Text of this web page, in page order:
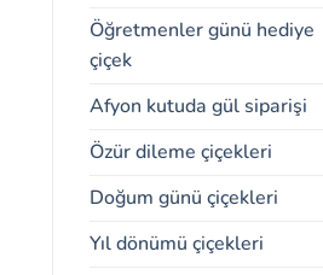
Öğretmenler günü hediye
çiçek
Afyon kutuda gül siparişi
Özür dileme çiçekleri
Doğum günü çiçekleri
Yıl dönümü çiçekleri